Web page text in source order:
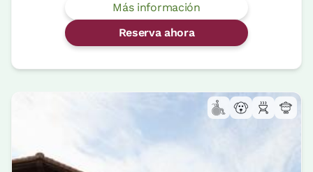
Más información
Reserva ahora